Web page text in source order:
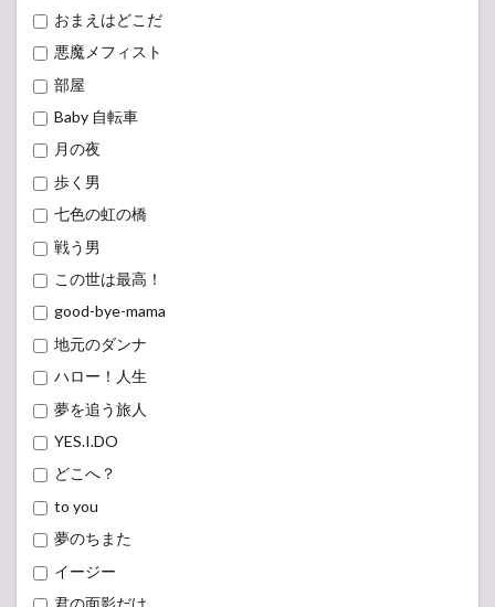
おまえはどこだ
悪魔メフィスト
部屋
Baby 自転車
月の夜
歩く男
七色の虹の橋
戦う男
この世は最高！
good-bye-mama
地元のダンナ
ハロー！人生
夢を追う旅人
YES.I.DO
どこへ？
to you
夢のちまた
イージー
君の面影だけ